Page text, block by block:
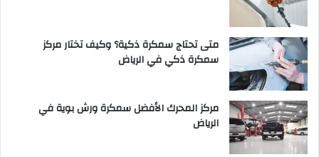
متى تحتاج سمكرة ذكية؟ وكيف تختار مركز
سمكرة ذكي في الرياض
مركز المحرك الأفضل سمكرة ورش بوية في
الرياض